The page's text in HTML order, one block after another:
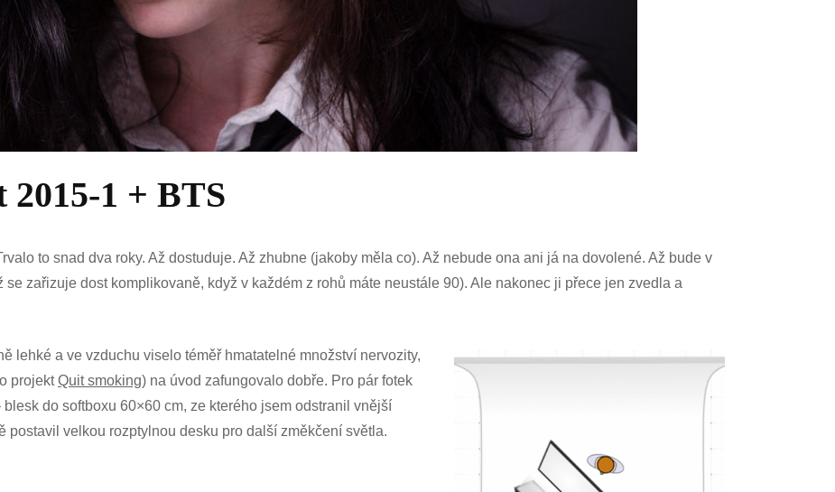
2015-1 + BTS
to snad dva roky. Až dostuduje. Až zhubne (jakoby měla co). Až nebude ona ani já na dovolené. Až bude v
zařizuje dost komplikovaně, když v každém z rohů máte neustále 90). Ale nakonec ji přece jen zvedla a
lehké a ve vzduchu viselo téměř hmatatelné množství nervozity,
projektQuit smoking) na úvod zafungovalo dobře. Pro pár fotek
do softboxu 60×60 cm, ze kterého jsem odstranil vnější
postavil velkou rozptylnou desku pro další změkčení světla.